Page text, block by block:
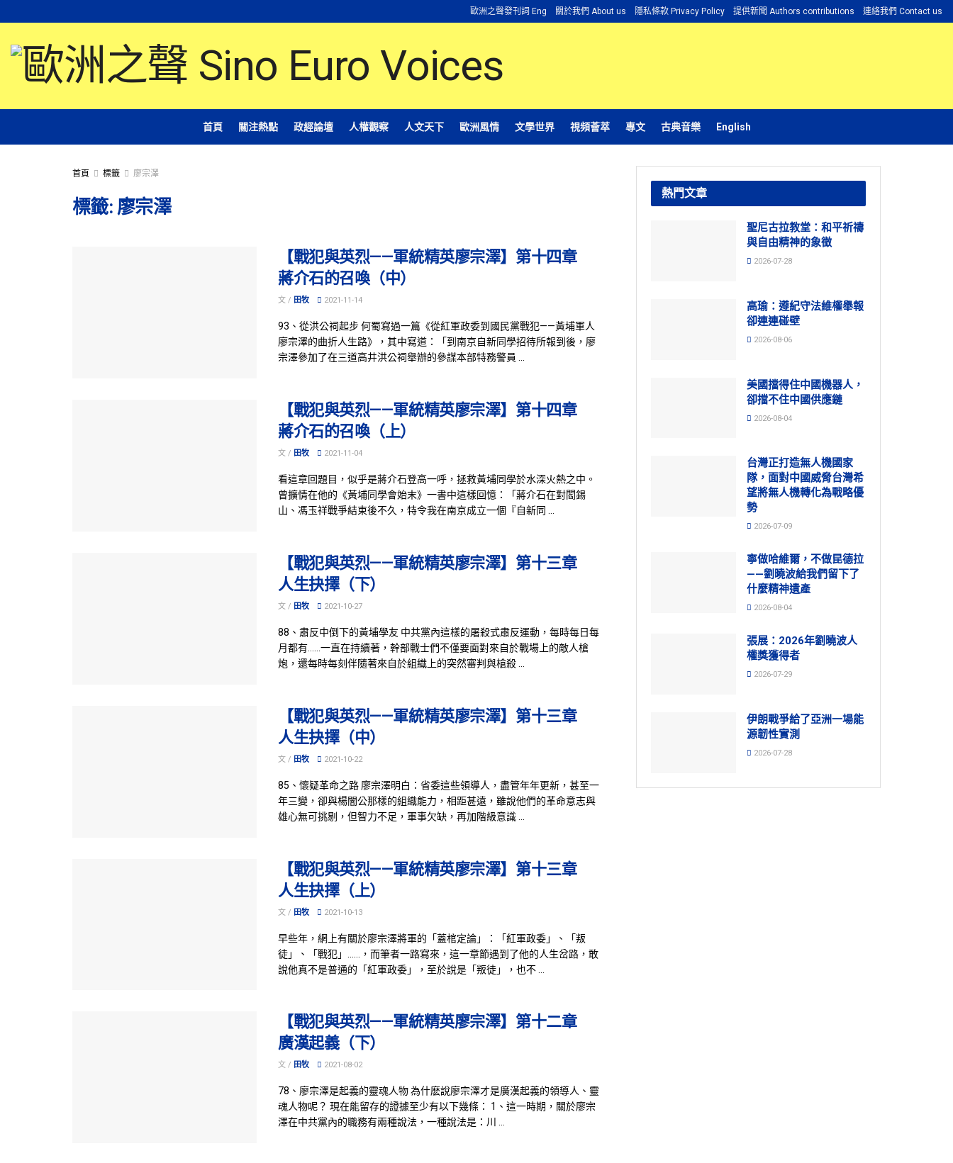
歐洲之聲發刊詞 Eng 關於我們 About us 隱私條款 Privacy Policy 提供新聞 Authors contributions 連絡我們 Contact us
首頁 關注熱點 政經論壇 人權觀察 人文天下 歐洲風情 文學世界 視頻薈萃 專文 古典音樂 English
首頁 標籤 廖宗澤
標籤: 廖宗澤
【戰犯與英烈——軍統精英廖宗澤】第十四章
蔣介石的召喚（中）
文 / 田牧 2021-11-14
93、從洪公祠起步 何蜀寫過一篇《從紅軍政委到國民黨戰犯——黃埔軍人
廖宗澤的曲折人生路》，其中寫道：「到南京自新同學招待所報到後，廖
宗澤參加了在三道高井洪公祠舉辦的參謀本部特務警員 ...
【戰犯與英烈——軍統精英廖宗澤】第十四章
蔣介石的召喚（上）
文 / 田牧 2021-11-04
看這章回題目，似乎是蔣介石登高一呼，拯救黃埔同學於水深火熱之中。
曾擴情在他的《黃埔同學會始末》一書中這樣回憶：「蔣介石在對閻錫
山、馮玉祥戰爭結束後不久，特令我在南京成立一個『自新同 ...
【戰犯與英烈——軍統精英廖宗澤】第十三章
人生抉擇（下）
文 / 田牧 2021-10-27
88、肅反中倒下的黃埔學友 中共黨內這樣的屠殺式肅反運動，每時每日每
月都有……一直在持續著，幹部戰士們不僅要面對來自於戰場上的敵人槍
炮，還每時每刻伴隨著來自於組織上的突然審判與槍殺 ...
【戰犯與英烈——軍統精英廖宗澤】第十三章
人生抉擇（中）
文 / 田牧 2021-10-22
85、懷疑革命之路 廖宗澤明白：省委這些領導人，盡管年年更新，甚至一
年三變，卻與楊闇公那樣的組織能力，相距甚遠，雖說他們的革命意志與
雄心無可挑剔，但智力不足，軍事欠缺，再加階級意識 ...
【戰犯與英烈——軍統精英廖宗澤】第十三章
人生抉擇（上）
文 / 田牧 2021-10-13
早些年，網上有關於廖宗澤將軍的「蓋棺定論」：「紅軍政委」、「叛
徒」、「戰犯」……，而筆者一路寫來，這一章節遇到了他的人生岔路，敢
說他真不是普通的「紅軍政委」，至於說是「叛徒」，也不 ...
【戰犯與英烈——軍統精英廖宗澤】第十二章
廣漢起義（下）
文 / 田牧 2021-08-02
78、廖宗澤是起義的靈魂人物 為什麽說廖宗澤才是廣漢起義的領導人、靈
魂人物呢？ 現在能留存的證據至少有以下幾條： 1、這一時期，關於廖宗
澤在中共黨內的職務有兩種說法，一種說法是：川 ...
熱門文章
聖尼古拉教堂：和平祈禱
與自由精神的象徵
2026-07-28
高瑜：遵紀守法維權舉報
卻連連碰壁
2026-08-06
美國擋得住中國機器人，
卻擋不住中國供應鏈
2026-08-04
台灣正打造無人機國家
隊，面對中國威脅台灣希
望將無人機轉化為戰略優
勢
2026-07-09
寧做哈維爾，不做昆德拉
——劉曉波給我們留下了
什麼精神遺產
2026-08-04
張展：2026年劉曉波人
權獎獲得者
2026-07-29
伊朗戰爭給了亞洲一場能
源韌性實測
2026-07-28